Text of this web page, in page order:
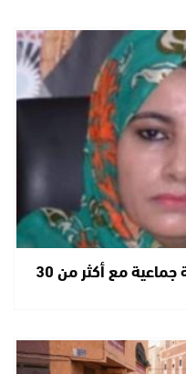
زلزال سياسي بالعيون… استقالة جماعية مع أكثر من 30